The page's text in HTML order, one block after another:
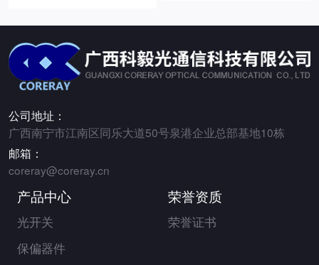
公司地址：
广西南宁市江南区同乐大道50号泉港企业总部基地10栋
邮箱：
coreray@coreray.cn
产品中心
光开关
保偏器件
荣誉资质
荣誉证书